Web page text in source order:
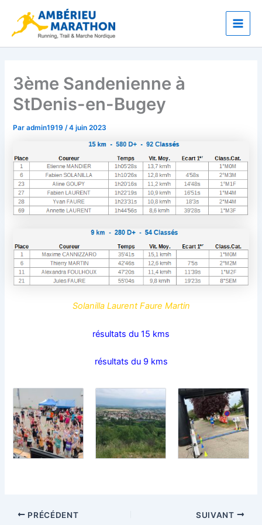
contenu
Main
3ème Sandenienne à
StDenis-en-Bugey
Paradmin1919/4 juin 2023
Solanilla Laurent Faure Martin
résultats du 15 kms
résultats du 9 kms
PRÉCÉDENT SUIVANT